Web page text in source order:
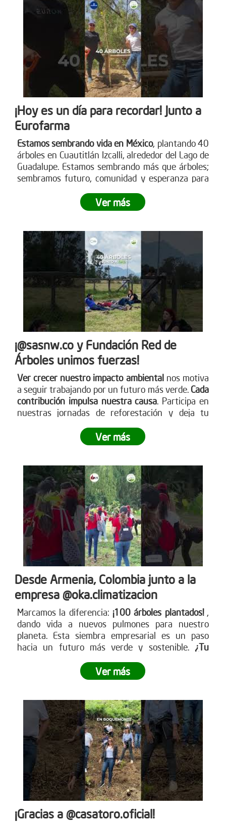
¡Hoy es un día para recordar! Junto a
Eurofarma
Estamos sembrando vida en México, plantando 40
árboles en Cuautitlán Izcalli, alrededor del Lago de
Guadalupe. Estamos sembrando más que árboles;
sembramos futuro, comunidad y esperanza para
revolución verde?
Ver más
¡@sasnw.co y Fundación Red de
Árboles unimos fuerzas!
Ver crecer nuestro impacto ambientalnos motiva
a seguir trabajando por un futuro más verde.Cada
contribución impulsa nuestra causa. Participa en
nuestras jornadas de reforestación y deja tu
visitando nuestra página web
www.reddearboles.org
Ver más
Desde Armenia, Colombia junto a la
empresa @oka.climatizacion
Marcamos la diferencia: ¡100 árboles plantados! ,
dando vida a nuevos pulmones para nuestro
planeta. Esta siembra empresarial es un paso
hacia un futuro más verde y sostenible. ¿Tu
Ver más
¡Gracias a @casatoro.oficial!